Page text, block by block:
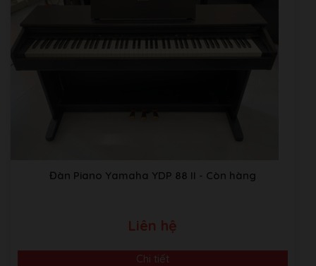
Đàn Piano Yamaha YDP 88 II - Còn hàng
Liên hệ
Chi tiết